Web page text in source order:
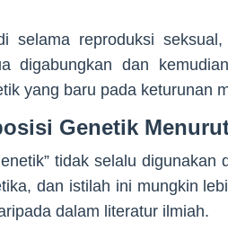
selama reproduksi
digabungkan dan
yang baru pada keturunan
Genetik
tidak selalu digunakan
dan istilah ini mungkin
dalam literatur ilmiah.